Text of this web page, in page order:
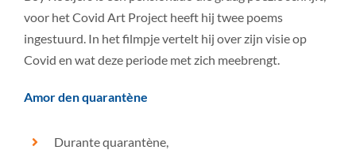
voor het Covid Art Project heeft hij twee poems
ingestuurd. In het filmpje vertelt hij over zijn visie op
Covid en wat deze periode met zich meebrengt.
Amor den quarantène
Durante quarantène,